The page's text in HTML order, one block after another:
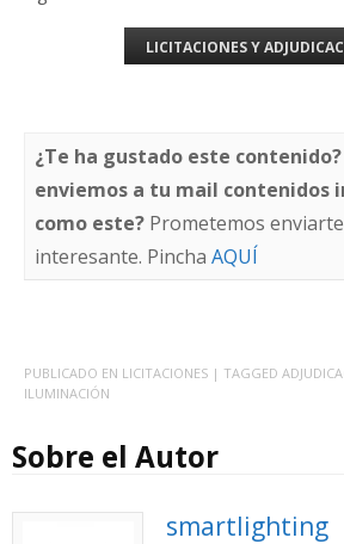
LICITACIONES Y
¿Te ha gustado este
enviemos a tu mail contenidos
como este? Prometemos
interesante. Pincha AQUÍ
PUBLICADO EN LICITACIONES | TAGGED
ILUMINACIÓN
Sobre el Autor
smartlighting